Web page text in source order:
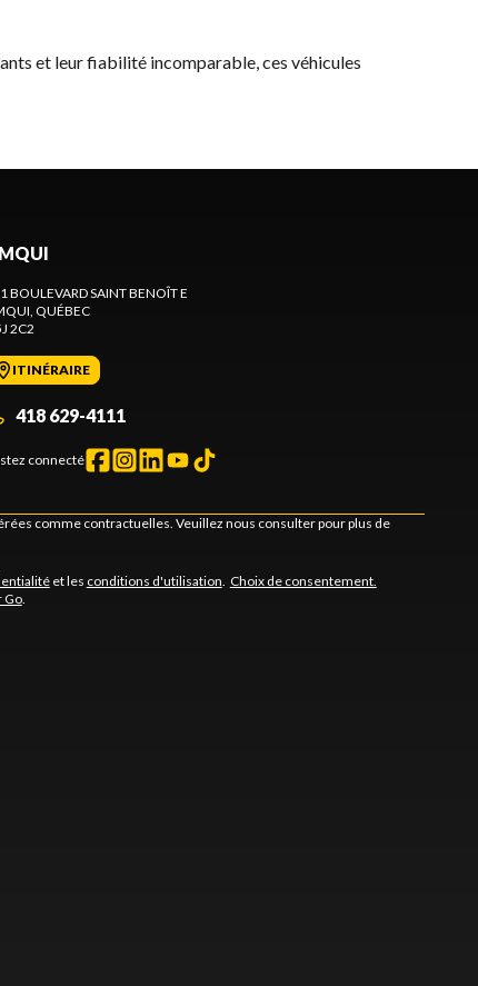
et leur fiabilité incomparable, ces véhicules
BOULEVARD SAINT BENOÎT E
, QUÉBEC
2C2
ITINÉRAIRE
418 629-4111
connecté
comme contractuelles. Veuillez nous consulter pour plus de
et les conditions d'utilisation Choix de consentement.
Go.